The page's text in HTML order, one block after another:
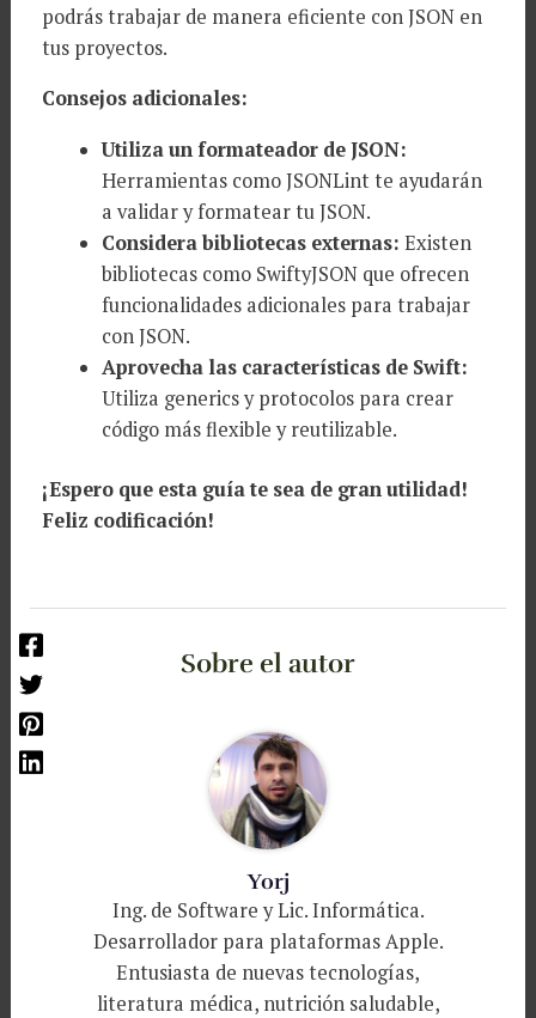
podrás trabajar de manera eficiente con JSON en
tus proyectos.
Consejos adicionales:
Utiliza un formateador de JSON:
Herramientas como JSONLint te ayudarán
a validar y formatear tu JSON.
Considera bibliotecas externas: Existen
bibliotecas como SwiftyJSON que ofrecen
funcionalidades adicionales para trabajar
con JSON.
Aprovecha las características de Swift:
Utiliza generics y protocolos para crear
código más flexible y reutilizable.
¡Espero que esta guía te sea de gran utilidad!
Feliz codificación!
Sobre el autor
Yorj
Ing. de Software y Lic. Informática.
Desarrollador para plataformas Apple.
Entusiasta de nuevas tecnologías,
literatura médica, nutrición saludable,